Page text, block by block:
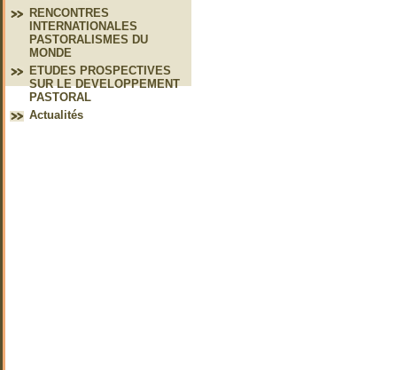
RENCONTRES
INTERNATIONALES
PASTORALISMES DU
MONDE
ETUDES PROSPECTIVES
SUR LE DEVELOPPEMENT
PASTORAL
Actualités